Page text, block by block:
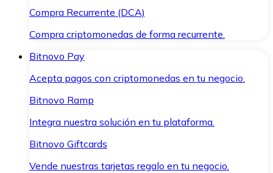
Compra Recurrente (DCA)
Compra criptomonedas de forma recurrente.
Bitnovo Pay
Acepta pagos con criptomonedas en tu negocio.
Bitnovo Ramp
Integra nuestra solución en tu plataforma.
Bitnovo Giftcards
Vende nuestras tarjetas regalo en tu negocio.